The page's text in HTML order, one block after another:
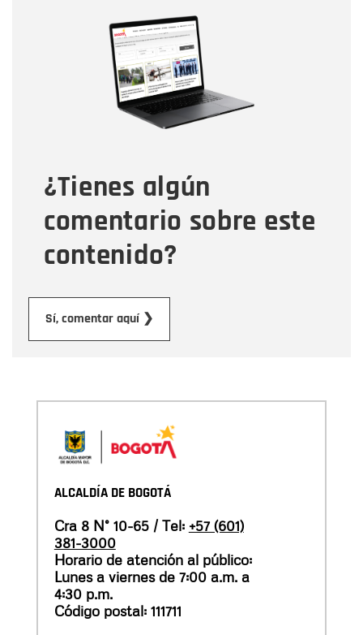
¿Tienes algún
comentario sobre este
contenido?
Sí, comentar aquí ❯
Correo electrónico
Tipo de comentario
Mensaje
ALCALDÍA DE BOGOTÁ
Cra 8 N° 10-65 / Tel: +57 (601)
381-3000
Horario de atención al público:
Lunes a viernes de 7:00 a.m. a
4:30 p.m.
Código postal: 111711